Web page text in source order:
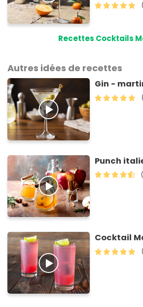
Recettes Cocktails
Autres idées de recettes
Gin -
Punch
Cocktail